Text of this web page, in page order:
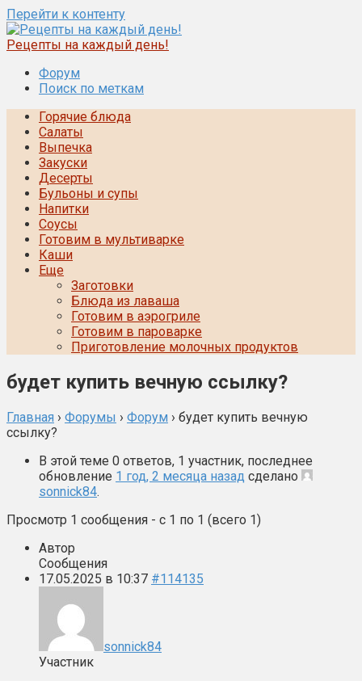
Перейти к контенту
Рецепты на каждый день!
Форум
Поиск по меткам
Горячие блюда
Салаты
Выпечка
Закуски
Десерты
Бульоны и супы
Напитки
Соусы
Готовим в мультиварке
Каши
Еще
Заготовки
Блюда из лаваша
Готовим в аэрогриле
Готовим в пароварке
Приготовление молочных продуктов
будет купить вечную ссылку?
Главная › Форумы › Форум › будет купить вечную
ссылку?
В этой теме 0 ответов, 1 участник, последнее
обновление 1 год, 2 месяца назад сделано
sonnick84.
Просмотр 1 сообщения - с 1 по 1 (всего 1)
Автор
Сообщения
17.05.2025 в 10:37 #114135
sonnick84
Участник